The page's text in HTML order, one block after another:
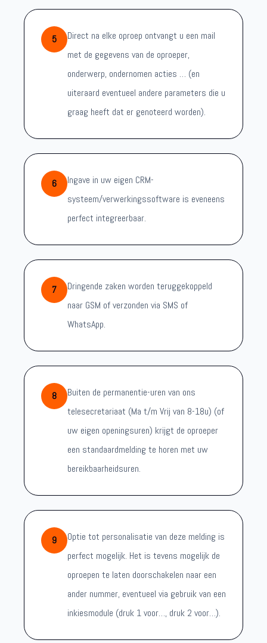
5
Direct na elke oproep ontvangt u een mail
met de gegevens van de oproeper,
onderwerp, ondernomen acties … (en
uiteraard eventueel andere parameters die u
graag heeft dat er genoteerd worden).
6
Ingave in uw eigen CRM-
systeem/verwerkingssoftware is eveneens
perfect integreerbaar.
7
Dringende zaken worden teruggekoppeld
naar GSM of verzonden via SMS of
WhatsApp.
8
Buiten de permanentie-uren van ons
telesecretariaat (Ma t/m Vrij van 8-18u) (of
uw eigen openingsuren) krijgt de oproeper
een standaardmelding te horen met uw
bereikbaarheidsuren.
9
Optie tot personalisatie van deze melding is
perfect mogelijk. Het is tevens mogelijk de
oproepen te laten doorschakelen naar een
ander nummer, eventueel via gebruik van een
inkiesmodule (druk 1 voor…, druk 2 voor…).